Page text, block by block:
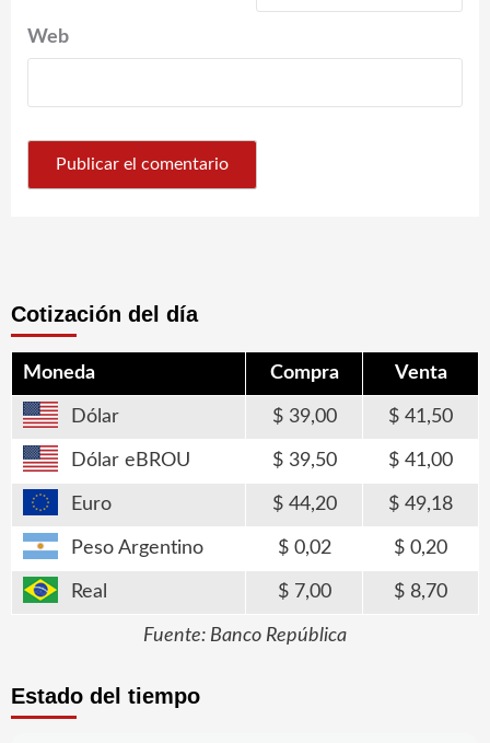
Web
Cotización del día
Moneda Compra Venta
Dólar 39,00 41,50
Dólar eBROU 39,50 41,00
Euro 44,20 49,18
Peso Argentino 0,02 0,20
Real 7,00 8,70
Fuente: Banco República
Estado del tiempo